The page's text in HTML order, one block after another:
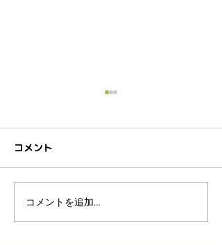
スタッフ募集のお知らせ♪
コメント
コメントを追加…